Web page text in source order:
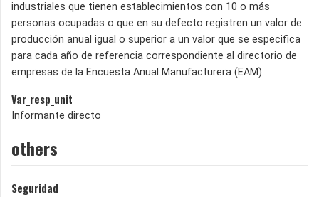
industriales que tienen establecimientos con 10 o más
personas ocupadas o que en su defecto registren un valor de
producción anual igual o superior a un valor que se especifica
para cada año de referencia correspondiente al directorio de
empresas de la Encuesta Anual Manufacturera (EAM).
Var_resp_unit
Informante directo
others
Seguridad